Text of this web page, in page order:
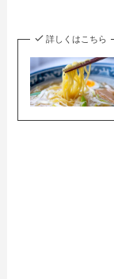
詳しくはこちら